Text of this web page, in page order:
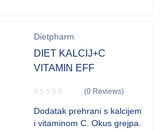
Dietpharm
DIET KALCIJ+C
VITAMIN EFF
(0 Reviews)
Dodatak prehrani s kalcijem
i vitaminom C. Okus grejpa.